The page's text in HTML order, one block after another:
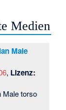
Medien
Male
, Lizenz:
Male torso